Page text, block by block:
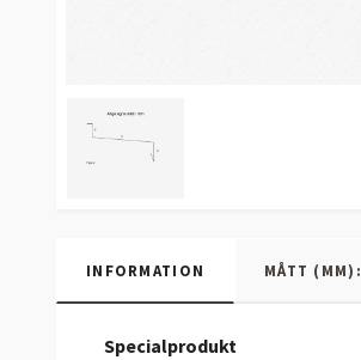
INFORMATION MÅTT (MM):
Specialprodukt